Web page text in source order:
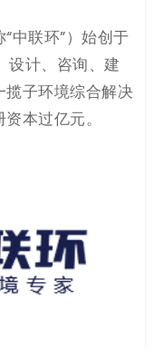
中联环”）始创于
设计、咨询、建
揽子环境综合解决
本过亿元。